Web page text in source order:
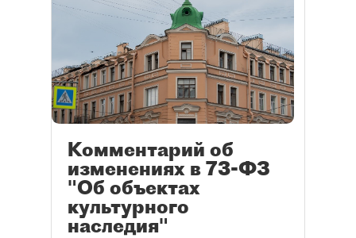
Комментарий об
изменениях в 73-ФЗ
"Об объектах
культурного
наследия"